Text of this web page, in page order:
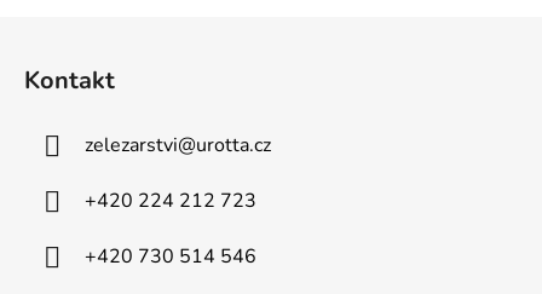
Kontakt
zelezarstvi@urotta.cz
+420 224 212 723
+420 730 514 546